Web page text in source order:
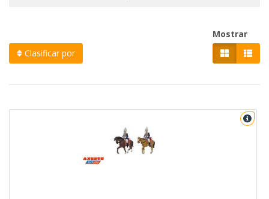
Clasificar por
Mostrar